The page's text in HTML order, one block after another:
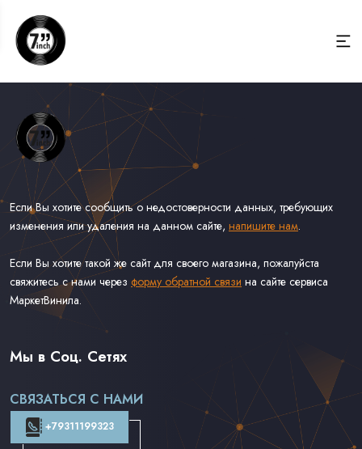
Если Вы хотите сообщить о недостоверности данных, требующих
изменения или удаления на данном сайте, напишите нам.
Если Вы хотите такой же сайт для своего магазина, пожалуйста
свяжитесь с нами через форму обратной связи на сайте сервиса
МаркетВинила.
Весь Каталог Винила на 7''
Рок на 7''
Доставка и Оплата
Контакты
Мы в Соц. Сетях
СВЯЗАТЬСЯ С НАМИ
+79311199323